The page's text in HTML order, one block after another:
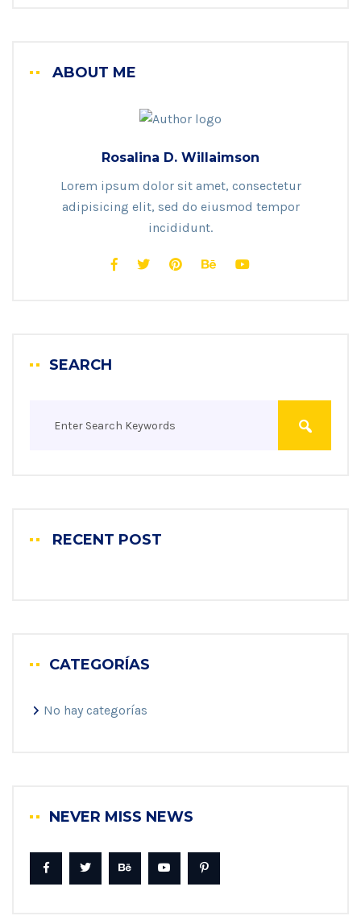
ABOUT ME
Rosalina D. Willaimson
Lorem ipsum dolor sit amet, consectetur
adipisicing elit, sed do eiusmod tempor
incididunt.
SEARCH
RECENT POST
CATEGORÍAS
No hay categorías
NEVER MISS NEWS